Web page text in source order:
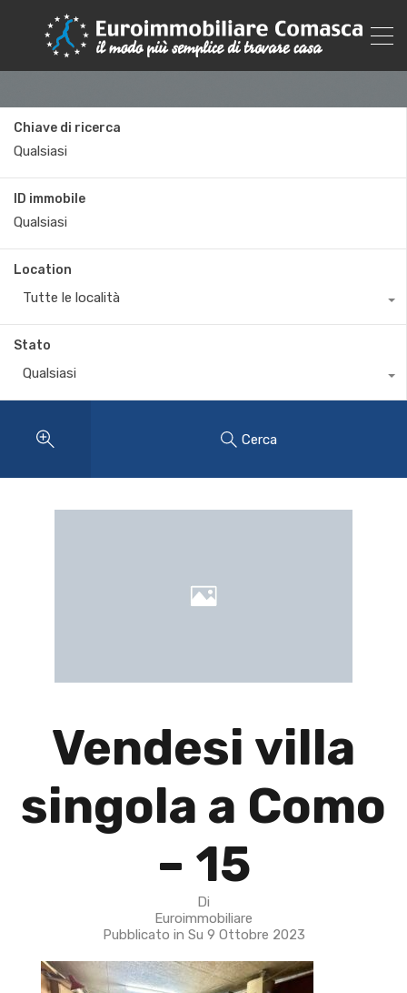
Chiave di ricerca
ID immobile
Location
Tutte le località
Stato
Qualsiasi
Cerca
Vendesi villa
singola a Como
– 15
Di
Euroimmobiliare
Pubblicato in Su 9 Ottobre 2023